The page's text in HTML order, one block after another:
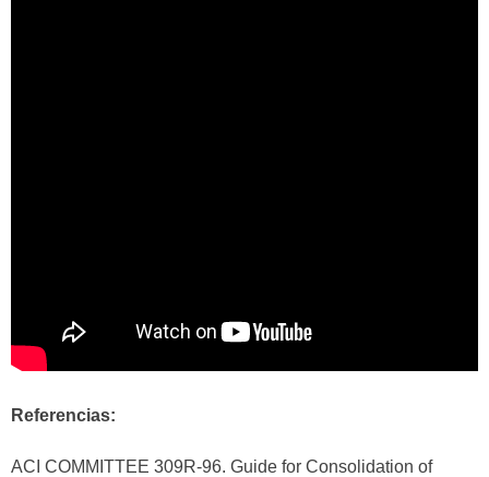
Referencias:
ACI COMMITTEE 309R-96. Guide for Consolidation of